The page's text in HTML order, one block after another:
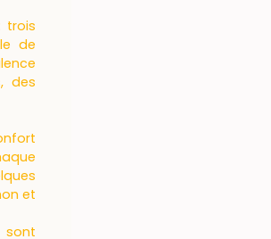
trois
de
des
et